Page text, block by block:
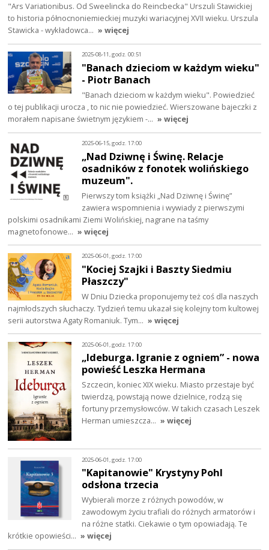
"Ars Variationibus. Od Sweelincka do Reincbecka" Urszuli Stawickiej
to historia północnoniemieckiej muzyki wariacyjnej XVII wieku. Urszula
Stawicka - wykładowca… » więcej
2025-08-11, godz. 00:51
"Banach dzieciom w każdym wieku"
- Piotr Banach
"Banach dzieciom w każdym wieku". Powiedzieć
o tej publikacji urocza , to nic nie powiedzieć. Wierszowane bajeczki z
morałem napisane świetnym językiem -… » więcej
2025-06-15, godz. 17:00
„Nad Dziwnę i Świnę. Relacje
osadników z fonotek wolińskiego
muzeum".
Pierwszy tom książki „Nad Dziwnę i Świnę”
zawiera wspomnienia i wywiady z pierwszymi
polskimi osadnikami Ziemi Wolińskiej, nagrane na taśmy
magnetofonowe… » więcej
2025-06-01, godz. 17:00
"Kociej Szajki i Baszty Siedmiu
Płaszczy"
W Dniu Dziecka proponujemy też coś dla naszych
najmłodszych słuchaczy. Tydzień temu ukazał się kolejny tom kultowej
serii autorstwa Agaty Romaniuk. Tym… » więcej
2025-06-01, godz. 17:00
„Ideburga. Igranie z ogniem” - nowa
powieść Leszka Hermana
Szczecin, koniec XIX wieku. Miasto przestaje być
twierdzą, powstają nowe dzielnice, rodzą się
fortuny przemysłowców. W takich czasach Leszek
Herman umieszcza… » więcej
2025-06-01, godz. 17:00
"Kapitanowie" Krystyny Pohl
odsłona trzecia
Wybierali morze z różnych powodów, w
zawodowym życiu trafiali do różnych armatorów i
na różne statki. Ciekawie o tym opowiadają. Te
krótkie opowieści… » więcej